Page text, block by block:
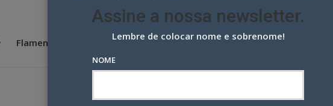
Flamengo apresenta nova estratégia de marca e negócios:
Assine a nossa newsletter.
Lembre de colocar nome e sobrenome!
NOME